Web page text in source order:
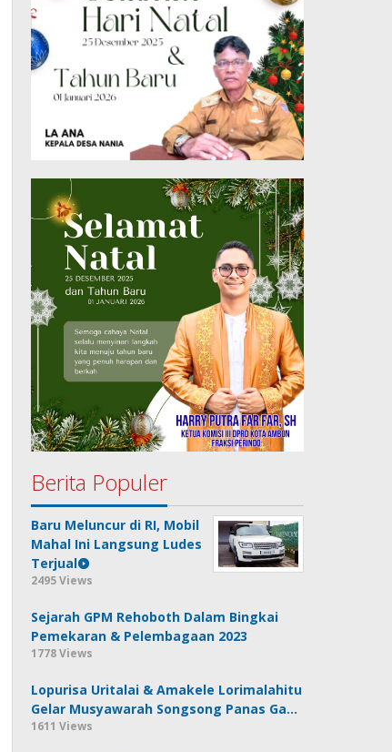
Berita Populer
Baru Meluncur di RI, Mobil
Mahal Ini Langsung Ludes
Terjual
2495 Views
Sejarah GPM Rehoboth Dalam Bingkai
Pemekaran & Pelembagaan 2023
1778 Views
Lopurisa Uritalai & Amakele Lorimalahitu
Gelar Musyawarah Songsong Panas Ga…
1611 Views